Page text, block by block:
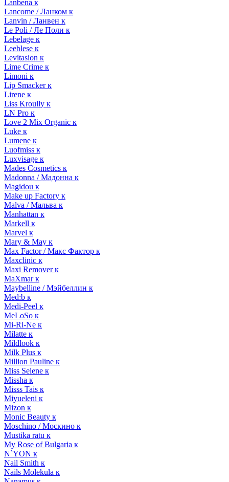
Lanbena к
Lancome / Ланком к
Lanvin / Ланвен к
Le Poli / Ле Поли к
Lebelage к
Leeblese к
Levitasion к
Lime Crime к
Limoni к
Lip Smacker к
Lirene к
Liss Kroully к
LN Pro к
Love 2 Mix Organic к
Luke к
Lumene к
Luofmiss к
Luxvisage к
Mades Cosmetics к
Madonna / Мадонна к
Magidou к
Make up Factory к
Malva / Мальва к
Manhattan к
Markell к
Marvel к
Mary & May к
Max Factor / Макс Фактор к
Maxclinic к
Maxi Remover к
MaXmar к
Maybelline / Мэйбеллин к
Med:b к
Medi-Peel к
MeLoSo к
Mi-Ri-Ne к
Milatte к
Mildlook к
Milk Plus к
Million Pauline к
Miss Selene к
Missha к
Misss Tais к
Miyueleni к
Mizon к
Monic Beauty к
Moschino / Москино к
Mustika ratu к
My Rose of Bulgaria к
N`YON к
Nail Smith к
Nails Molekula к